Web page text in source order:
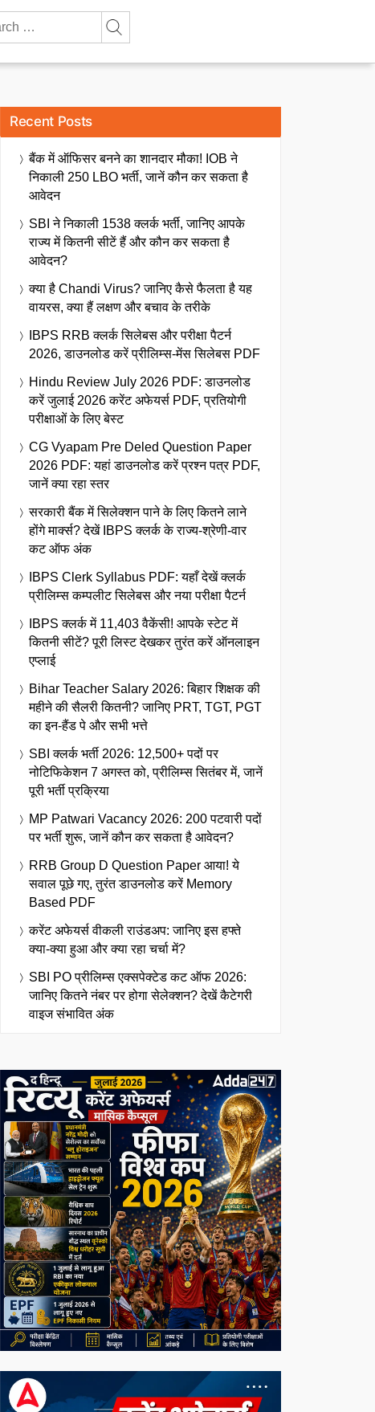
Recent Posts
बैंक में ऑफिसर बनने का शानदार मौका! IOB ने
निकाली 250 LBO भर्ती, जानें कौन कर सकता है
आवेदन
SBI ने निकाली 1538 क्लर्क भर्ती, जानिए आपके
राज्य में कितनी सीटें हैं और कौन कर सकता है
आवेदन?
क्या है Chandi Virus? जानिए कैसे फैलता है यह
वायरस, क्या हैं लक्षण और बचाव के तरीके
IBPS RRB क्लर्क सिलेबस और परीक्षा पैटर्न
2026, डाउनलोड करें प्रीलिम्स-मेंस सिलेबस PDF
Hindu Review July 2026 PDF: डाउनलोड
करें जुलाई 2026 करेंट अफेयर्स PDF, प्रतियोगी
परीक्षाओं के लिए बेस्ट
CG Vyapam Pre Deled Question Paper
2026 PDF: यहां डाउनलोड करें प्रश्न पत्र PDF,
जानें क्या रहा स्तर
सरकारी बैंक में सिलेक्शन पाने के लिए कितने लाने
होंगे मार्क्स? देखें IBPS क्लर्क के राज्य-श्रेणी-वार
कट ऑफ अंक
IBPS Clerk Syllabus PDF: यहाँ देखें क्लर्क
प्रीलिम्स कम्पलीट सिलेबस और नया परीक्षा पैटर्न
IBPS क्लर्क में 11,403 वैकेंसी! आपके स्टेट में
कितनी सीटें? पूरी लिस्ट देखकर तुरंत करें ऑनलाइन
एप्लाई
Bihar Teacher Salary 2026: बिहार शिक्षक की
महीने की सैलरी कितनी? जानिए PRT, TGT, PGT
का इन-हैंड पे और सभी भत्ते
SBI क्लर्क भर्ती 2026: 12,500+ पदों पर
नोटिफिकेशन 7 अगस्त को, प्रीलिम्स सितंबर में, जानें
पूरी भर्ती प्रक्रिया
MP Patwari Vacancy 2026: 200 पटवारी पदों
पर भर्ती शुरू, जानें कौन कर सकता है आवेदन?
RRB Group D Question Paper आया! ये
सवाल पूछे गए, तुरंत डाउनलोड करें Memory
Based PDF
करेंट अफेयर्स वीकली राउंडअप: जानिए इस हफ्ते
क्या-क्या हुआ और क्या रहा चर्चा में?
SBI PO प्रीलिम्स एक्सपेक्टेड कट ऑफ 2026:
जानिए कितने नंबर पर होगा सेलेक्शन? देखें कैटेगरी
वाइज संभावित अंक